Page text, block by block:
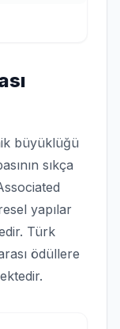
büyüklüğü
sıkça
yapılar
Türk
ödüllere